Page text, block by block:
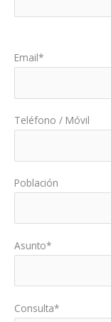
Email*
Teléfono / Móvil
Población
Asunto*
Consulta*